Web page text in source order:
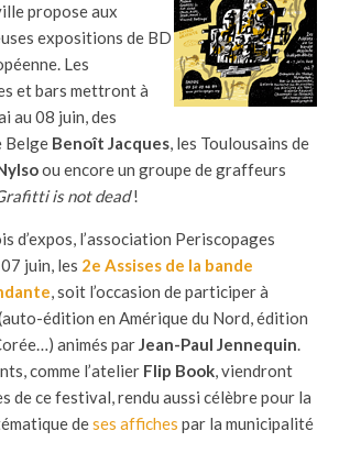
propose aux
expositions de BD
Les
et bars mettront à
au 08 juin, des
Belge Benoît Jacques, les Toulousains de
ou encore un groupe de graffeurs
is not dead!
d’expos, l’association Periscopages
juin, les 2e Assises de la bande
, soit l’occasion de participer à
édition en Amérique du Nord, édition
animés parJean-Paul Jennequin.
comme l’atelier Flip Book, viendront
de ce festival, rendu aussi célèbre pour la
deses affiches par la municipalité